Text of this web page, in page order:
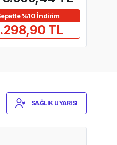
%10 İndirim
TL
SAĞLIK UYARISI